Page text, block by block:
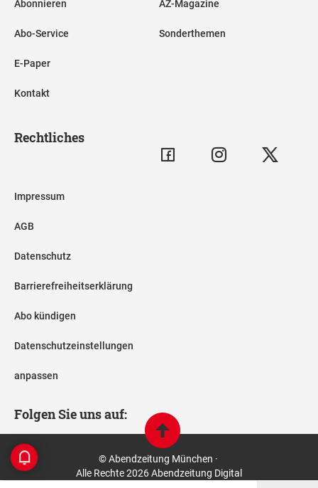
Abonnieren
Abo-Service
E-Paper
Kontakt
AZ-Magazine
Sonderthemen
Rechtliches
Impressum
AGB
Datenschutz
Barrierefreiheitserklärung
Abo kündigen
Datenschutzeinstellungen
anpassen
Folgen Sie uns auf:
© Abendzeitung München ·
Alle Rechte 2026 Abendzeitung Digital